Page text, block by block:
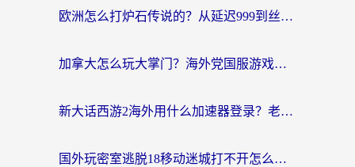
欧洲怎么打炉石传说的？从延迟999到丝滑上分，我找到了靠谱加速器
加拿大怎么玩大掌门？海外党国服游戏加速避坑指南（附实用工具推荐）
新大话西游2海外用什么加速器登录？老玩家亲测有效的国服游戏加速指南
国外玩密室逃脱18移动迷城打不开怎么办？海外玩家亲测有效的解决指南